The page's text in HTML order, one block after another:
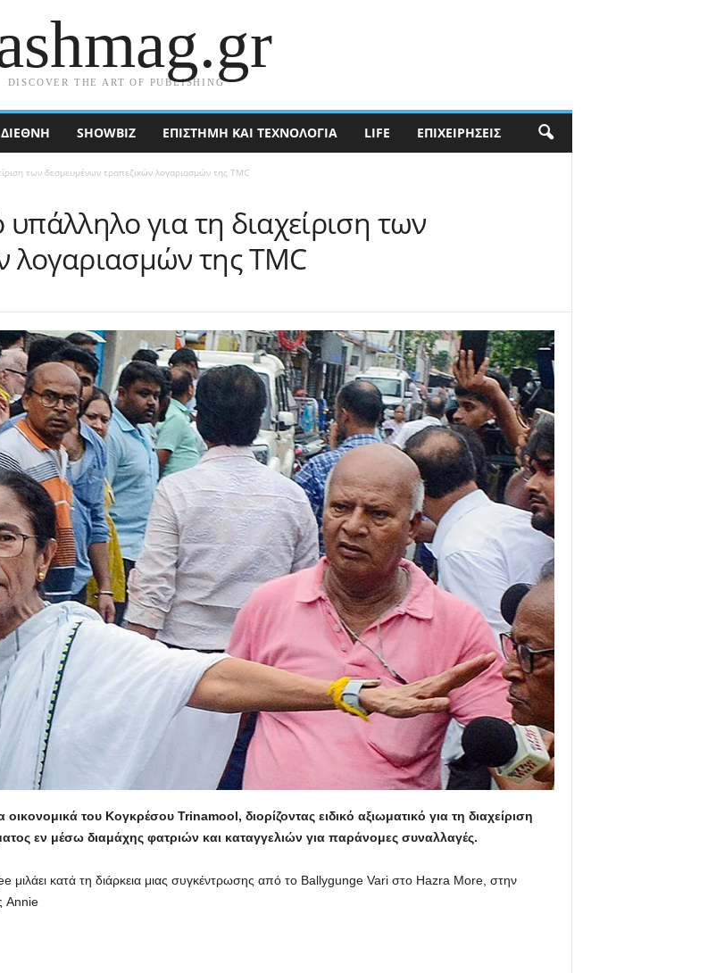
DISCOVER THE ART OF PUBLISHING
ΔΙΕΘΝΉ SHOWBIZ ΕΠΙΣΤΉΜΗ ΚΑΙ ΤΕΧΝΟΛΟΓΊΑ LIFE ΕΠΙΧΕΙΡΉΣΕΙΣ
των δεσμευμένων τραπεζικών λογαριασμών της TMC
υπάλληλο για τη διαχείριση των
λογαριασμών της TMC
του Κογκρέσου Trinamool, διορίζοντας ειδικό αξιωματικό για τη διαχείριση
εν μέσω διαμάχης φατριών και καταγγελιών για παράνομες συναλλαγές.
κατά τη διάρκεια μιας συγκέντρωσης από το Ballygunge Vari στο Hazra More, στην
Annie